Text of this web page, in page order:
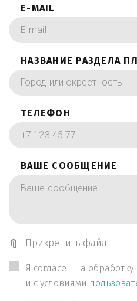
E-MAIL
НАЗВАНИЕ РАЗДЕЛА
ТЕЛЕФОН
ВАШЕ СООБЩЕНИЕ
Прикрепить файл
Я согласен на обработку
и с условиями